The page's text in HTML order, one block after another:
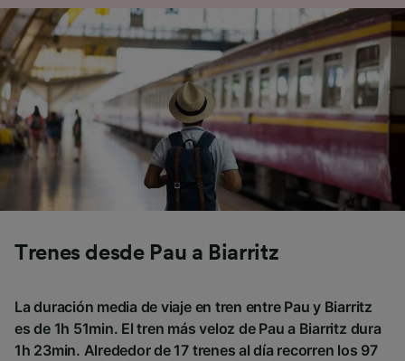
Trenes desde Pau a Biarritz
La duración media de viaje en tren entre Pau y Biarritz
es de 1h 51min. El tren más veloz de Pau a Biarritz dura
1h 23min. Alrededor de 17 trenes al día recorren los 97